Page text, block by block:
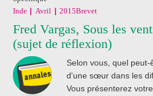
Inde
Avril 2015Brevet
Fred Vargas, Sous les
(sujet de réflexion)
Selon vous, quel
d'une sœur dans les
Vous présenterez